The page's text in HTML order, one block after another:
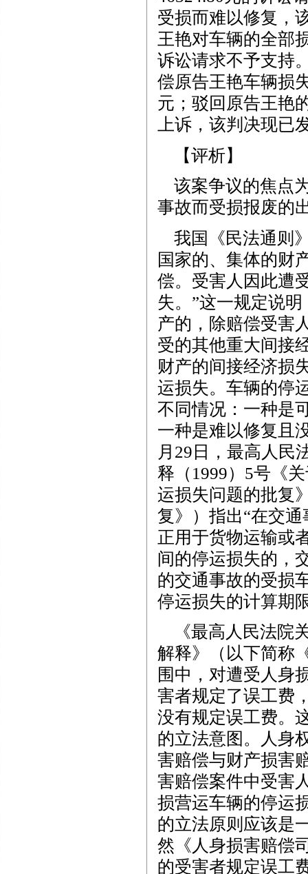
受损而难以修复，
王艳对车辆的全部
诉讼请求不予支持
偿原告王艳车辆损
元；驳回原告王艳
上诉，该判决现已
【评析】
该案争议的焦点
事故而受损报废的
我国《民法通则
国家的、集体的财
偿。受害人因此遭
失。”这一规定说
产的，除赔偿受害
受的其他重大间接
财产的间接经济损
运损失。车辆的停
不同情况：一种是
一种是难以修复且
月29日，最高人民
释（1999）5号《
运损失问题的批复
复》）指出“在交
正用于货物运输或
间的停运损失的，
的交通事故的受损
停运损失的计算期
《最高人民法院
解释》（以下简称
围中，对遭受人身
害者规定了误工费
没有规定误工费。
的立法意图。人身
害赔偿与财产损害
害赔偿案件中受害
损营运车辆的停运
的立法原则应该是
然《人身损害赔偿
的受害者规定误工